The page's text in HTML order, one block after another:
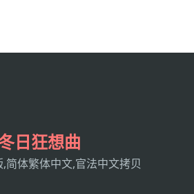
日狂想曲
简体繁体中文,官法中文拷贝